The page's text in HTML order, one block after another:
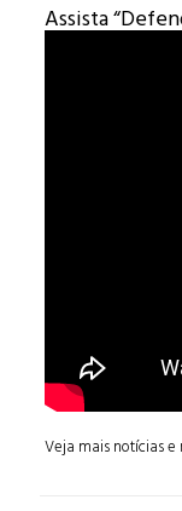
Assista
Veja mais notícias